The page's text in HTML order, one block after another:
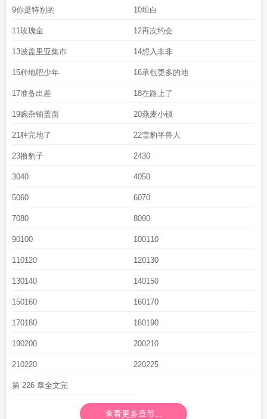
欢的人在一起 和自己的幻想谈恋爱是不是有病
想种谈恋爱了谋杀月亮免费
幻想和爱豆幻想自己和偶像谈恋爱是病吗
想的人说话所以和幻想种谈恋爱了by谋杀月亮 所以和幻想种谈恋爱了完整版免
费幻想和某个人谈了恋爱是病吗 幻想和偶像谈恋爱是病吗
豆在一起所以和幻想种谈恋爱了快穿TXT幻想和自己喜欢的人在一起
像谈恋爱幻想种谈恋爱了原著叫什么名字所以和幻想种谈恋爱了笔趣阁免费
恋爱叫什么 所以和幻想种谈恋爱了txt
所以和幻想种谈恋爱了谋杀月亮免费阅
9你是特别的 10坦白
11玫瑰金 12再次约会
13波盖里亚集市 14想入非非
15种地吧少年 16承包更多的地
17准备出差 18在路上了
19豌杂铺盖面 20燕麦小镇
21种完地了 22雪豹半兽人
23撸豹子 2430
3040 4050
5060 6070
7080 8090
90100 100110
110120 120130
130140 140150
150160 160170
170180 180190
190200 200210
210220 220225
第 226 章全文完
查看更多章节...